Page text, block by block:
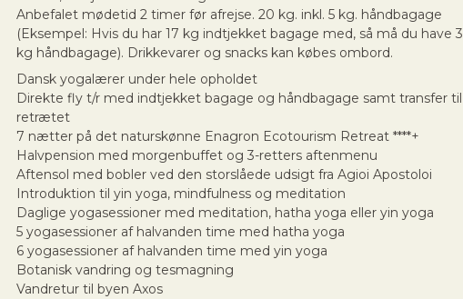
Anbefalet mødetid 2 timer før afrejse. 20 kg. inkl. 5 kg. håndbagage
(Eksempel: Hvis du har 17 kg indtjekket bagage med, så må du have 3
kg håndbagage). Drikkevarer og snacks kan købes ombord.
Dansk yogalærer under hele opholdet
Direkte fly t/r med indtjekket bagage og håndbagage samt transfer til
retrætet
7 nætter på det naturskønne Enagron Ecotourism Retreat ****+
Halvpension med morgenbuffet og 3-retters aftenmenu
Aftensol med bobler ved den storslåede udsigt fra Agioi Apostoloi
Introduktion til yin yoga, mindfulness og meditation
Daglige yogasessioner med meditation, hatha yoga eller yin yoga
5 yogasessioner af halvanden time med hatha yoga
6 yogasessioner af halvanden time med yin yoga
Botanisk vandring og tesmagning
Vandretur til byen Axos